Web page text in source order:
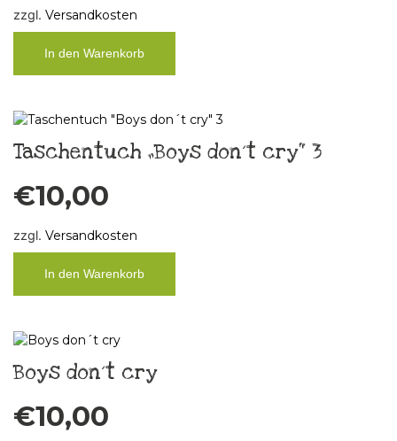
zzgl. Versandkosten
In den Warenkorb
Taschentuch „Boys don´t cry“ 3
€10,00
zzgl. Versandkosten
In den Warenkorb
Boys don´t cry
€10,00